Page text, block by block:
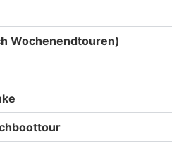
Wochenendtouren)